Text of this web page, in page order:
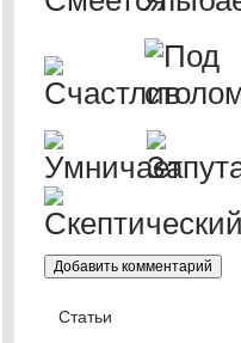
Статьи